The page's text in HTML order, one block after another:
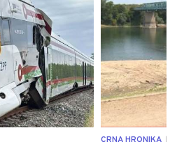
CRNA HRONIKA